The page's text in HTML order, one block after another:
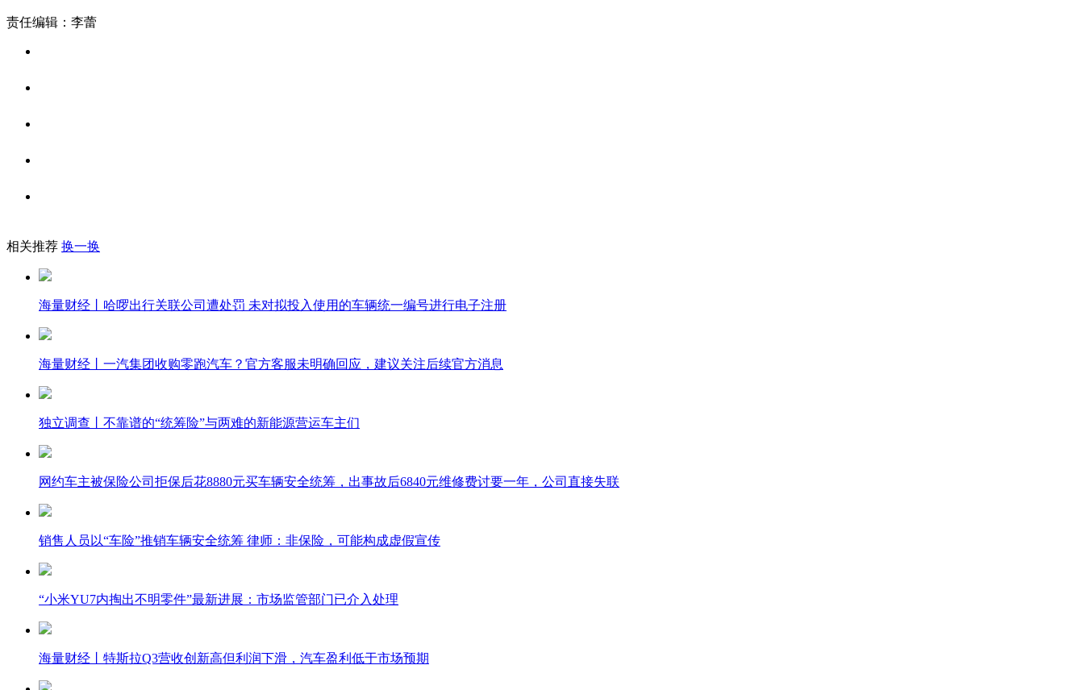
责任编辑：李蕾
相关推荐 换一换
海量财经丨哈啰出行关联公司遭处罚 未对拟投入使用的车辆统一编号进行电子注册
海量财经丨一汽集团收购零跑汽车？官方客服未明确回应，建议关注后续官方消息
独立调查丨不靠谱的“统筹险”与两难的新能源营运车主们
网约车主被保险公司拒保后花8880元买车辆安全统筹，出事故后6840元维修费讨要一年，公司直接失联
销售人员以“车险”推销车辆安全统筹 律师：非保险，可能构成虚假宣传
“小米YU7内掏出不明零件”最新进展：市场监管部门已介入处理
海量财经丨特斯拉Q3营收创新高但利润下滑，汽车盈利低于市场预期